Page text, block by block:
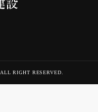
RIGHT RESERVED.